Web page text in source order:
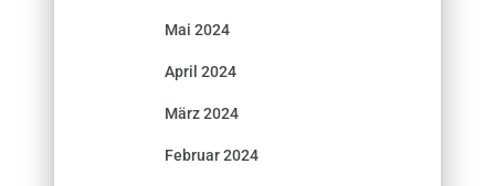
Mai 2024
April 2024
März 2024
Februar 2024